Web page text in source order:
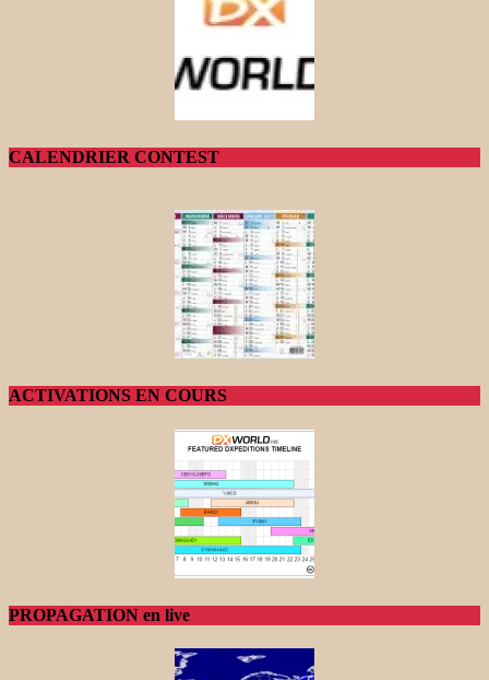
CALENDRIER CONTEST
ACTIVATIONS EN COURS
PROPAGATION en live